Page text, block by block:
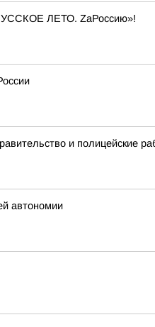
ЛЕТО. ZаРоссию»!
и полицейские
автономии